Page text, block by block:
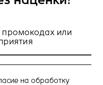
промокодах или
на обработку